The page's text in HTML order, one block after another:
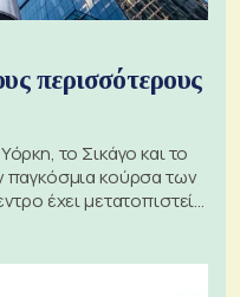
περισσότερους
το Σικάγο και το
παγκόσμια κούρσα των
έχει μετατοπιστεί